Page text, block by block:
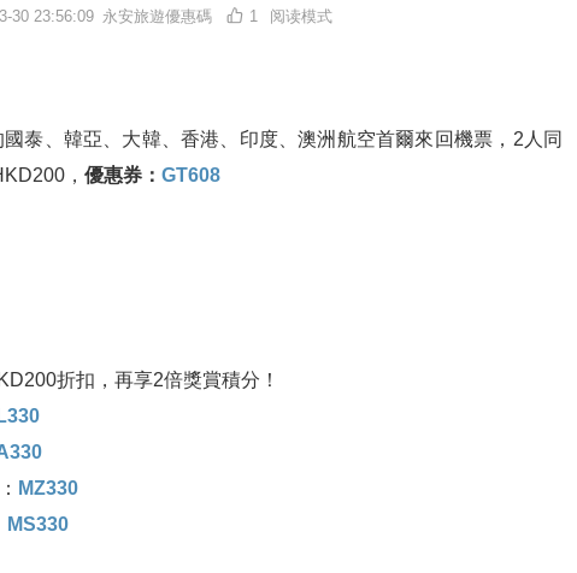
30 23:56:09 永安旅遊優惠碼 1 阅读模式
泰、韓亞、大韓、香港、印度、澳洲航空首爾來回機票，2人同
， 優惠券： GT608
折扣，再享2倍獎賞積分！
MZ330
MS330